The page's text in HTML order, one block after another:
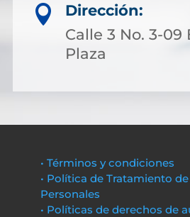

Dirección:
Calle 3 No. 3-09
Plaza
• Términos y condiciones
• Política de Tratamiento
Personales
• Políticas de derechos de